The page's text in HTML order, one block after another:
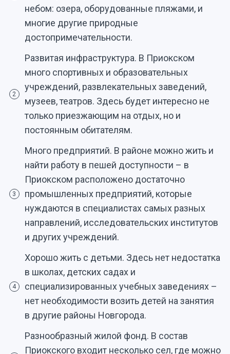
небом: озера, оборудованные пляжами, и
многие другие природные
достопримечательности.
2
Развитая инфраструктура. В Приокском
много спортивных и образовательных
учреждений, развлекательных заведений,
музеев, театров. Здесь будет интересно не
только приезжающим на отдых, но и
постоянным обитателям.
3
Много предприятий. В районе можно жить и
найти работу в пешей доступности – в
Приокском расположено достаточно
промышленных предприятий, которые
нуждаются в специалистах самых разных
направлений, исследовательских институтов
и других учреждений.
4
Хорошо жить с детьми. Здесь нет недостатка
в школах, детских садах и
специализированных учебных заведениях –
нет необходимости возить детей на занятия
в другие районы Новгорода.
Разнообразный жилой фонд. В состав
Приокского входит несколько сел, где можно